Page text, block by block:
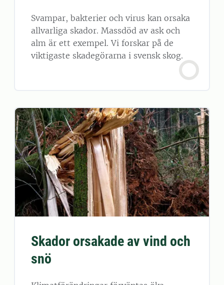
Svampar, bakterier och virus kan orsaka
allvarliga skador. Massdöd av ask och
alm är ett exempel. Vi forskar på de
viktigaste skadegörarna i svensk skog.
Skador orsakade av vind och
snö